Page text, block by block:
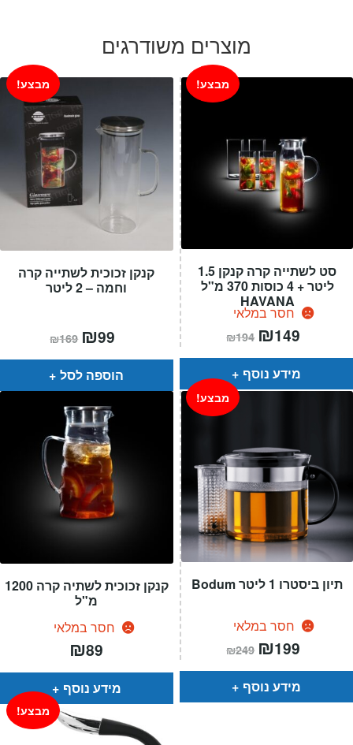
מוצרים משודרגים
קנקן זכוכית לשתייה קרה
וחמה – 2 ליטר
מבצע!
₪169 המחיר
המקורי
היה:
₪169.
₪99
הוא:
הוספה לסל
סט לשתייה קרה קנקן 1.5
ליטר + 4 כוסות 370 מ"ל
HAVANA
חסר במלאי
מבצע!
₪194 המחיר
המקורי
היה:
₪194.
₪149
הוא:
מידע נוסף
קנקן זכוכית לשתיה קרה 1200
מ"ל
חסר במלאי
₪89
מידע נוסף
תיון ביסטרו 1 ליטר Bodum
חסר במלאי
מבצע!
₪249 המחיר
המקורי
היה:
₪249.
₪199
הוא:
מידע נוסף
מבצע!